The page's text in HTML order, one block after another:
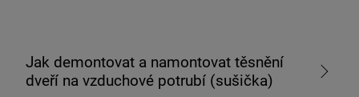
Jak demontovat a namontovat těsnění
dveří na vzduchové potrubí (sušička)